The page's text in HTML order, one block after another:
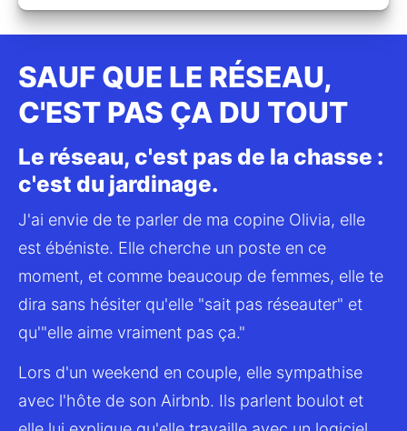
SAUF QUE LE RÉSEAU,
C'EST PAS ÇA DU TOUT
Le réseau, c'est pas de la chasse :
c'est du jardinage.
J'ai envie de te parler de ma copine Olivia, elle
est ébéniste. Elle cherche un poste en ce
moment, et comme beaucoup de femmes, elle te
dira sans hésiter qu'elle "sait pas réseauter" et
qu'"elle aime vraiment pas ça."
Lors d'un weekend en couple, elle sympathise
avec l'hôte de son Airbnb. Ils parlent boulot et